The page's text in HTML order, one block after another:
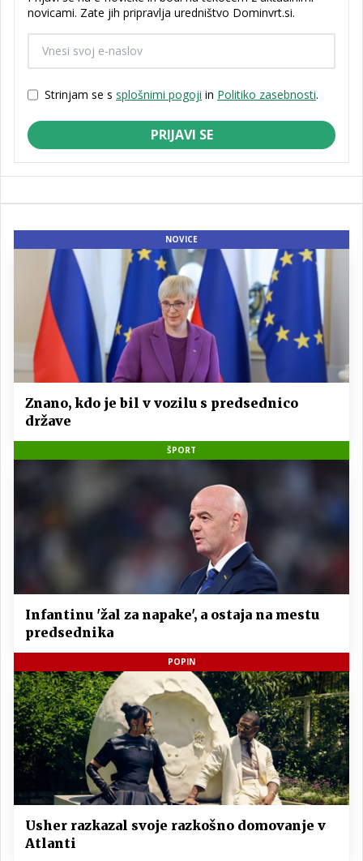
novicami. Zate jih pripravlja uredništvo Dominvrt.si.
Strinjam se s splošnimi pogoji in Politiko zasebnosti.
PRIJAVI SE
NOVICE
Znano, kdo je bil v vozilu s predsednico
države
ŠPORT
Infantinu 'žal za napake', a ostaja na mestu
predsednika
POPIN
Usher razkazal svoje razkošno domovanje v
Atlanti